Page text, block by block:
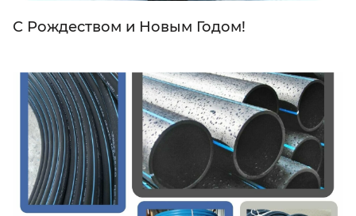
С Рождеством и Новым Годом!